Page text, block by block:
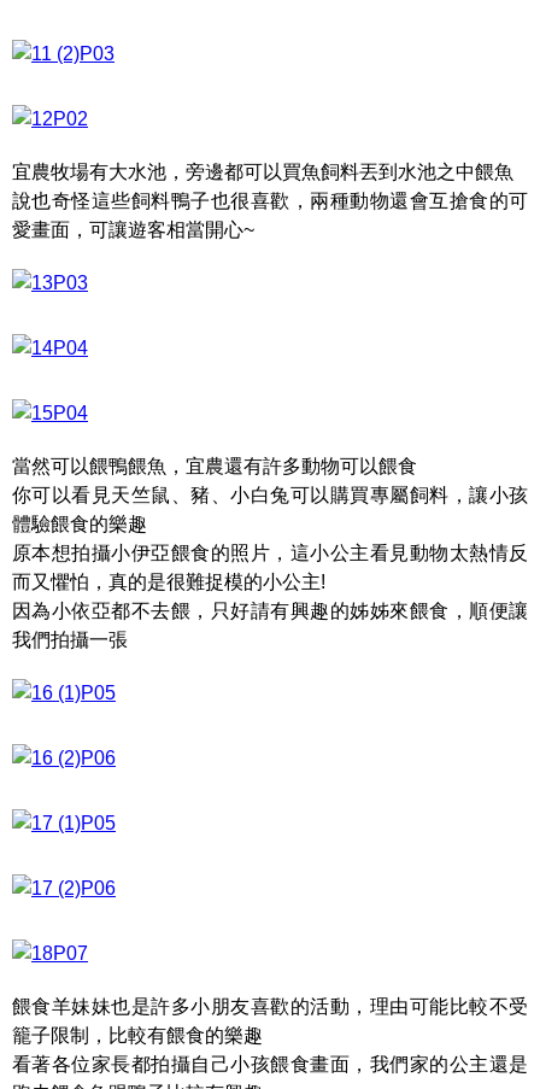
宜農牧場有大水池，旁邊都可以買魚飼料丟到水池之中餵魚
說也奇怪這些飼料鴨子也很喜歡，兩種動物還會互搶食的可
愛畫面，可讓遊客相當開心~
當然可以餵鴨餵魚，宜農還有許多動物可以餵食
你可以看見天竺鼠、豬、小白兔可以購買專屬飼料，讓小孩
體驗餵食的樂趣
原本想拍攝小伊亞餵食的照片，這小公主看見動物太熱情反
而又懼怕，真的是很難捉模的小公主!
因為小依亞都不去餵，只好請有興趣的姊姊來餵食，順便讓
我們拍攝一張
餵食羊妹妹也是許多小朋友喜歡的活動，理由可能比較不受
籠子限制，比較有餵食的樂趣
看著各位家長都拍攝自己小孩餵食畫面，我們家的公主還是